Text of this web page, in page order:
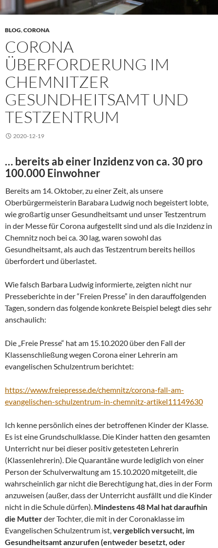
BLOG,CORONA
CORONA
ÜBERFORDERUNG IM
CHEMNITZER
GESUNDHEITSAMT UND
TESTZENTRUM
2020-12-19
… bereits ab einer Inzidenz von ca. 30 pro
100.000 Einwohner
Bereits am 14. Oktober, zu einer Zeit, als unsere
Oberbürgermeisterin Barabara Ludwig noch begeistert lobte,
wie großartig unser Gesundheitsamt und unser Testzentrum
in der Messe für Corona aufgestellt sind und als die Inzidenz in
Chemnitz noch bei ca. 30 lag, waren sowohl das
Gesundheitsamt, als auch das Testzentrum bereits heillos
überfordert und überlastet.
Wie falsch Barbara Ludwig informierte, zeigten nicht nur
Presseberichte in der “Freien Presse” in den darauffolgenden
Tagen, sondern das folgende konkrete Beispiel belegt dies sehr
anschaulich:
Die „Freie Presse“ hat am 15.10.2020 über den Fall der
Klassenschließung wegen Corona einer Lehrerin am
evangelischen Schulzentrum berichtet:
https://www.freiepresse.de/chemnitz/corona-fall-am-
evangelischen-schulzentrum-in-chemnitz-artikel11149630
Ich kenne persönlich eines der betroffenen Kinder der Klasse.
Es ist eine Grundschulklasse. Die Kinder hatten den gesamten
Unterricht nur bei dieser positiv getesteten Lehrerin
(Klassenlehrerin). Die Quarantäne wurde lediglich von einer
Person der Schulverwaltung am 15.10.2020 mitgeteilt, die
wahrscheinlich gar nicht die Berechtigung hat, dies in der Form
anzuweisen (außer, dass der Unterricht ausfällt und die Kinder
nicht in die Schule dürfen). Mindestens 48 Mal hat daraufhin
die Mutterder Tochter, die mit in der Coronaklasse im
Evangelischen Schulzentrum ist, vergeblich versucht, im
Gesundheitsamt anzurufen (entweder besetzt, oder